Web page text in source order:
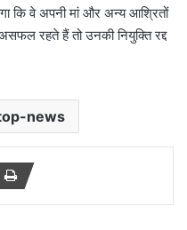
कि वे अपनी मां और अन्य आश्रितों
रहते हैं तो उनकी नियुक्ति रद्द
news